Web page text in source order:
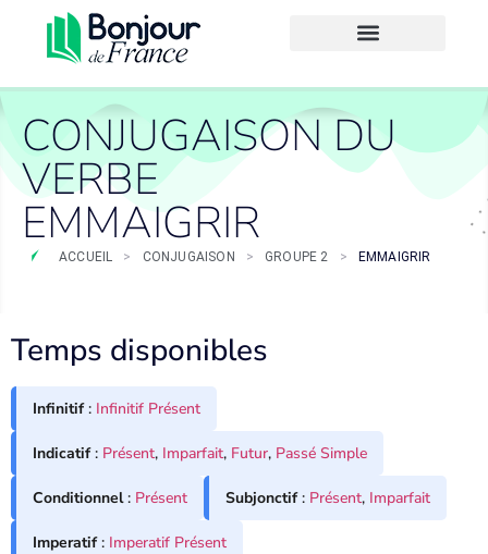
CONJUGAISON DU
VERBE
EMMAIGRIR
ACCUEIL > CONJUGAISON > GROUPE 2 > EMMAIGRIR
Temps disponibles
Infinitif: Infinitif Présent
Indicatif: Présent, Imparfait, Futur, Passé Simple
Conditionnel: Présent Subjonctif: Présent, Imparfait
Imperatif: Imperatif Présent